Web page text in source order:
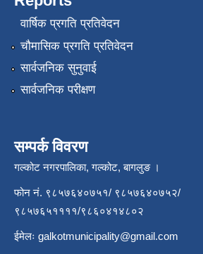
वार्षिक प्रगति प्रतिवेदन
चौमासिक प्रगति प्रतिवेदन
सार्वजनिक सुनुवाई
सार्वजनिक परीक्षण
सम्पर्क विवरण
गल्कोट नगरपालिका, गल्कोट, बागलुङ ।
फोन नं. ९८५७६४०७५१/ ९८५७६४०७५२/
९८५७६५११११/९८६०४१४८०२
ईमेलः galkotmunicipality@gmail.com